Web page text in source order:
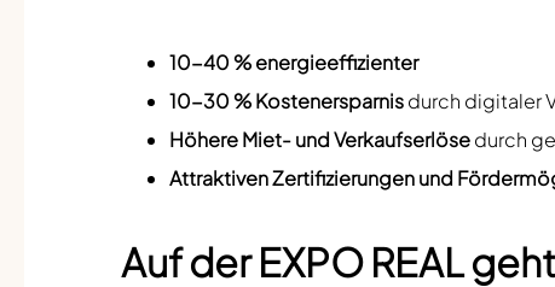
10-40 % energieeffizienter
10-30 % Kostenersparnisdurch digitaler
Höhere Miet- und Verkaufserlösedurch
Attraktiven Zertifizierungen und
Auf der EXPO REAL